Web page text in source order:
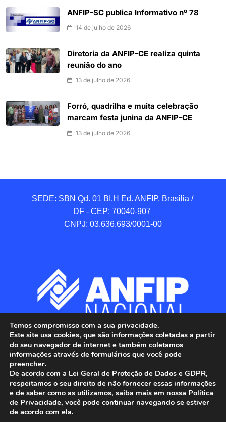
ANFIP-SC publica Informativo nº 78
14 de julho de 2026
Diretoria da ANFIP-CE realiza quinta
reunião do ano
13 de julho de 2026
Forró, quadrilha e muita celebração
marcam festa junina da ANFIP-CE
13 de julho de 2026
SEDE: SBN Qd. 01 BI.H Ed. ANFIP, Brasilia /
DF - CEP: 70040-907
CNPJ: 03.636.693/0001-00
ANFIP - Associação Nacional dos Auditores
Fiscais da Receita Federal do Brasil.
Temos compromisso com a sua privacidade.
Este site usa cookies, que são informações coletadas a partir
do seu navegador de internet e também coletamos
informações através de formulários que você pode
preencher.
De acordo com a Lei Geral de Proteção de Dados e GDPR,
respeitamos o seu direito de não fornecer essas informações
e de saber como as utilizamos, saiba mais em nossa Política
de Privacidade, você pode continuar navegando se estiver
de acordo com ela.